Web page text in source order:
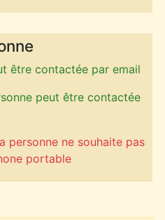
être contactée par email
peut être contactée
personne ne souhaite pas
portable